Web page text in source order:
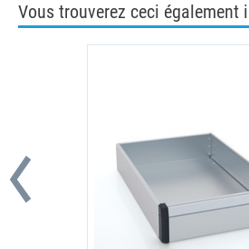
Vous trouverez ceci également